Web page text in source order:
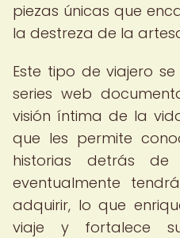
piezas únicas que
la destreza de la
Este tipo de viajero
series web
visión íntima de la
que les permite
historias detrás
eventualmente
adquirir, lo que
viaje y fortalece